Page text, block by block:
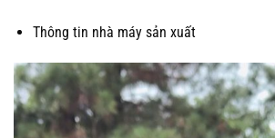
Thông tin nhà máy sản xuất